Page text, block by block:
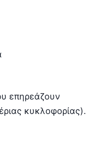
επηρεάζουν
κυκλοφορίας).